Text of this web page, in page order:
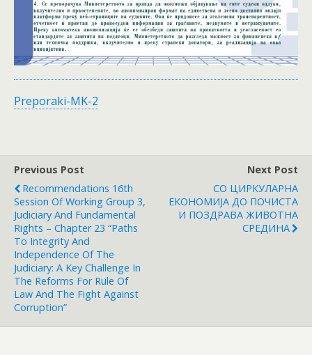
Preporaki-MK-2
Previous Post
Recommendations 16th
Session Of Working Group 3,
Judiciary And Fundamental
Rights – Chapter 23 “Paths
To Integrity And
Independence Of The
Judiciary: A Key Challenge In
The Reforms For Rule Of
Law And The Fight Against
Corruption”
Next Post
СО ЦИРКУЛАРНА
ЕКОНОМИЈА ДО ПОЧИСТА
И ПОЗДРАВА ЖИВОТНА
СРЕДИНА